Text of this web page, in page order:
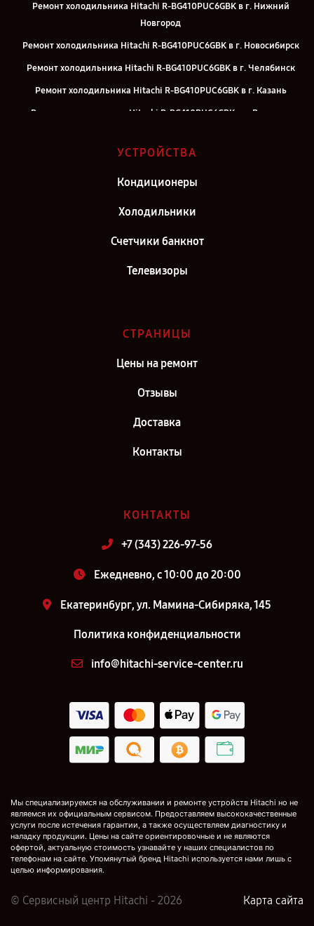
Ремонт холодильника Hitachi R-BG410PUC6GBK в г. Нижний
Новгород
Ремонт холодильника Hitachi R-BG410PUC6GBK в г. Новосибирск
Ремонт холодильника Hitachi R-BG410PUC6GBK в г. Челябинск
Ремонт холодильника Hitachi R-BG410PUC6GBK в г. Казань
Ремонт холодильника Hitachi R-BG410PUC6GBK в г. Воронеж
Ремонт холодильника Hitachi R-BG410PUC6GBK в г. Самара
Ремонт холодильника Hitachi R-BG410PUC6GBK в г. Киров
Петербург
УСТРОЙСТВА
Кондиционеры
Холодильники
Счетчики банкнот
Телевизоры
СТРАНИЦЫ
Цены на ремонт
Отзывы
Доставка
Контакты
КОНТАКТЫ
+7 (343) 226-97-56
Ежедневно, с 10:00 до 20:00
Екатеринбург, ул. Мамина-Сибиряка, 145
Политика конфиденциальности
info@hitachi-service-center.ru
Мы специализируемся на обслуживании и ремонте устройств Hitachi но не
являемся их официальным сервисом. Предоставляем высококачественные
услуги после истечения гарантии, а также осуществляем диагностику и
наладку продукции. Цены на сайте ориентировочные и не являются
офертой, актуальную стоимость узнавайте у наших специалистов по
телефонам на сайте. Упомянутый бренд Hitachi используется нами лишь с
целью информирования.
© Сервисный центр Hitachi - 2026 Карта сайта